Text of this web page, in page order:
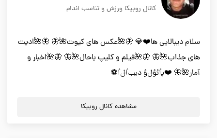
کانال روبیکا ورزش و تناسب اندام
سلام دیبالایی ها❤️💎 🦋🌺عکس های کیوت🌺🦋 🦋🌺ادیت
های جذاب🌺🦋 🦋🌺فیلم و کلیپ باحال🌺🦋 🦋🌺اخبار و
آمار🌺🦋 ❤️پٵئؤݪؤ ديݕٵݪٵ⚽️
مشاهده کانال روبیکا